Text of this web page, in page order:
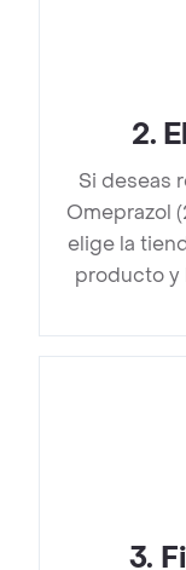
2.
Si deseas
Omeprazol
elige la
producto y
3.